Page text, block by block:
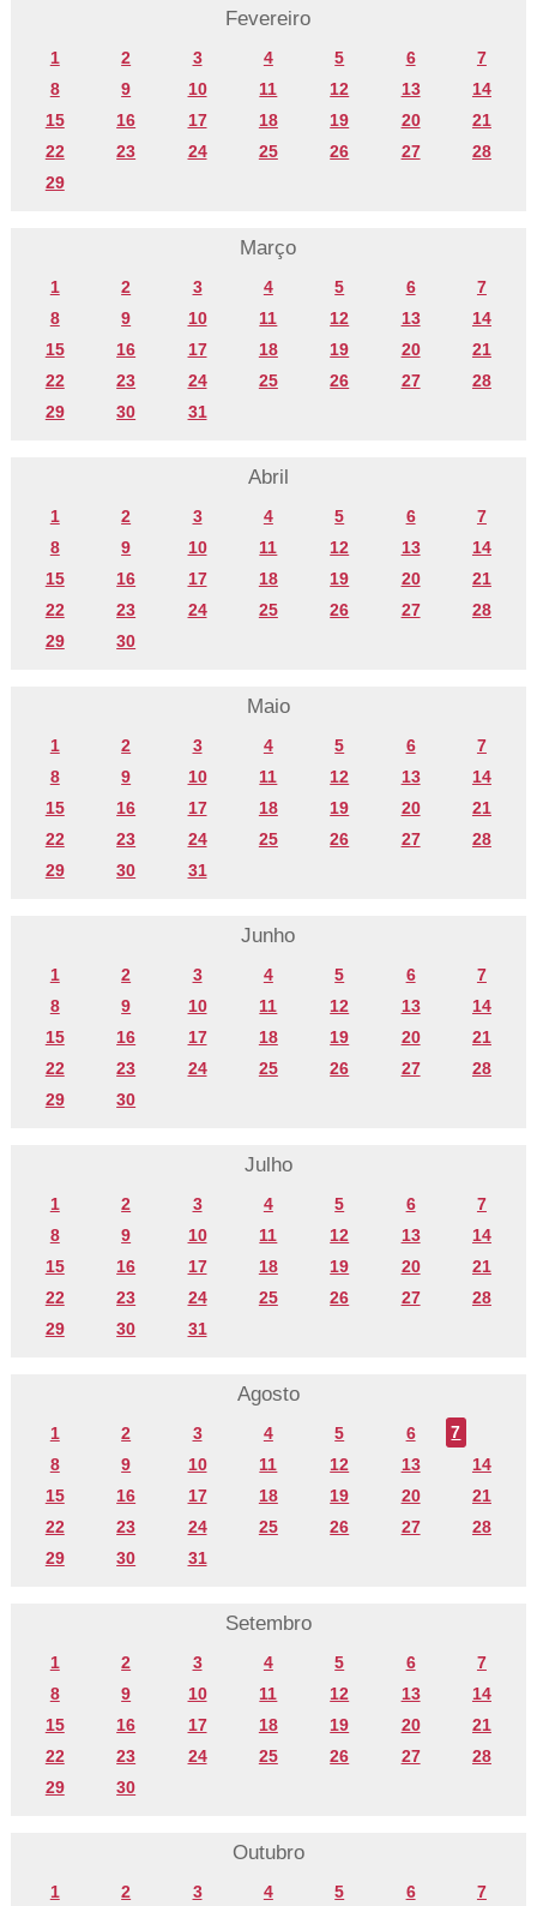
Fevereiro
1 2 3 4 5 6
7
8
9 10 11 12 13
14
15
16 17 18 19 20
21
22
23 24 25 26 27
28
29
Março
1 2 3 4 5 6
7
8
9 10 11 12 13
14
15
16 17 18 19 20
21
22
23 24 25 26 27
28
29
30 31
Abril
1 2 3 4 5 6
7
8
9 10 11 12 13
14
15
16 17 18 19 20
21
22
23 24 25 26 27
28
29
30
Maio
1 2 3 4 5 6
7
8
9 10 11 12 13
14
15
16 17 18 19 20
21
22
23 24 25 26 27
28
29
30 31
Junho
1 2 3 4 5 6
7
8
9 10 11 12 13
14
15
16 17 18 19 20
21
22
23 24 25 26 27
28
29
30
Julho
1 2 3 4 5 6
7
8
9 10 11 12 13
14
15
16 17 18 19 20
21
22
23 24 25 26 27
28
29
30 31
Agosto
1 2 3 4 5 6
7
8
9 10 11 12 13
14
15
16 17 18 19 20
21
22
23 24 25 26 27
28
29
30 31
Setembro
1 2 3 4 5 6
7
8
9 10 11 12 13
14
15
16 17 18 19 20
21
22
23 24 25 26 27
28
29
30
Outubro
1 2 3 4 5 6 7